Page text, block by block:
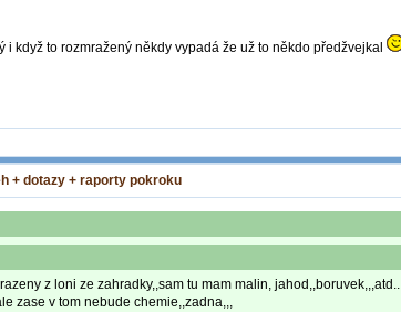
i když to rozmražený někdy vypadá že už to někdo předžvejkal
+ dotazy + raporty pokroku
z loni ze zahradky,,sam tu mam malin, jahod,,boruvek,,,atd..
zase v tom nebude chemie,,zadna,,,